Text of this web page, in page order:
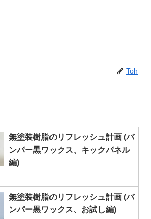
Toh
無塗装樹脂のリフレッシュ計画 (バ
ンパー黒ワックス、キックパネル
編)
無塗装樹脂のリフレッシュ計画 (バ
ンパー黒ワックス、お試し編)